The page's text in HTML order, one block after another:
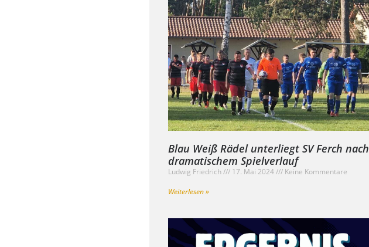
Blau Weiß Rädel unterliegt SV Ferch nach
dramatischem Spielverlauf
Ludwig Friedrich 17. Mai 2024
Keine Kommentare
Weiterlesen »